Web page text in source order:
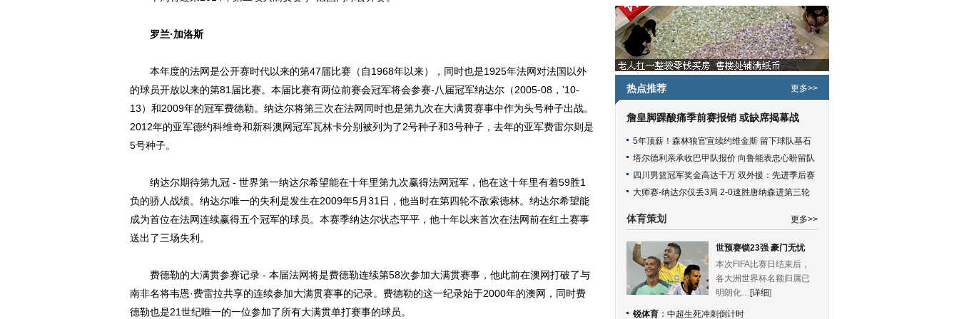
罗兰·加洛斯
本年度的法网是公开赛时代以来的第47届比赛（自1968年以来），同时也是1925年法网对法国以外
的球员开放以来的第81届比赛。本届比赛有两位前赛会冠军将会参赛-八届冠军纳达尔（2005-08，’10-
13）和2009年的冠军费德勒。纳达尔将第三次在法网同时也是第九次在大满贯赛事中作为头号种子出战。
2012年的亚军德约科维奇和新科澳网冠军瓦林卡分别被列为了2号种子和3号种子，去年的亚军费雷尔则是
5号种子。
纳达尔期待第九冠 - 世界第一纳达尔希望能在十年里第九次赢得法网冠军，他在这十年里有着59胜1
负的骄人战绩。纳达尔唯一的失利是发生在2009年5月31日，他当时在第四轮不敌索德林。纳达尔希望能
成为首位在法网连续赢得五个冠军的球员。本赛季纳达尔状态平平，他十年以来首次在法网前在红土赛事
送出了三场失利。
费德勒的大满贯参赛记录 - 本届法网将是费德勒连续第58次参加大满贯赛事，他此前在澳网打破了与
南非名将韦恩·费雷拉共享的连续参加大满贯赛事的记录。费德勒的这一纪录始于2000年的澳网，同时费
德勒也是21世纪唯一的一位参加了所有大满贯单打赛事的球员。
热点推荐 更多>>
詹皇脚踝酸痛季前赛报销 或缺席揭幕战
5年顶薪！森林狼官宣续约维金斯 留下球队基石
塔尔德利亲承收巴甲队报价 向鲁能表忠心盼留队
四川男篮冠军奖金高达千万 双外援：先进季后赛
大师赛-纳达尔仅丢3局 2-0速胜唐纳森进第三轮
体育策划 更多>>
世预赛锁23强 豪门无忧
本次FIFA比赛日结束后，
各大洲世界杯名额归属已
明朗化… [详细]
锐体育 ： 中超生死冲刺倒计时